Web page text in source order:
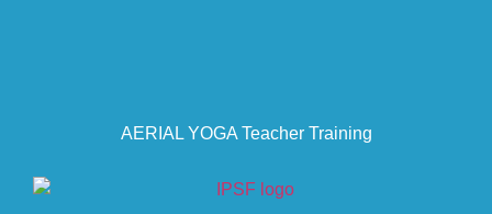
AERIAL YOGA Teacher Training